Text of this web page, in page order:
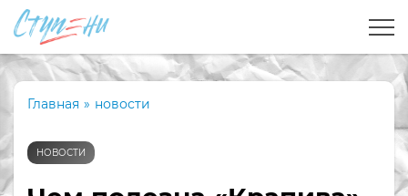
Главная » новости
НОВОСТИ